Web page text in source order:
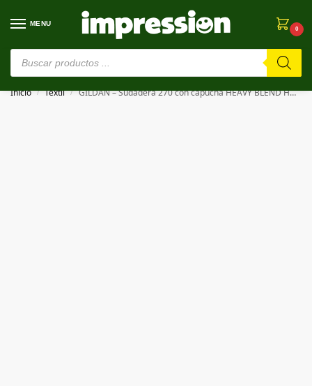
MENU
0
⚠️ Estamos en pruebas. Si algo falla, ¡Perdón!⚠️
Inicio / Textil / GILDAN – Sudadera 270 con capucha HEAVY BLEND HOODIE